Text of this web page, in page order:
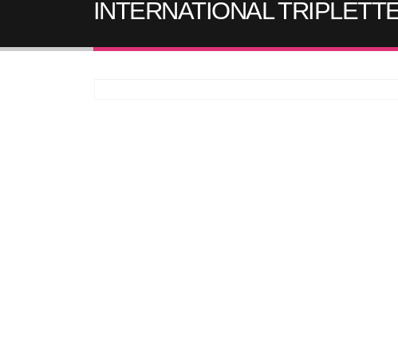
INTERNATIONAL